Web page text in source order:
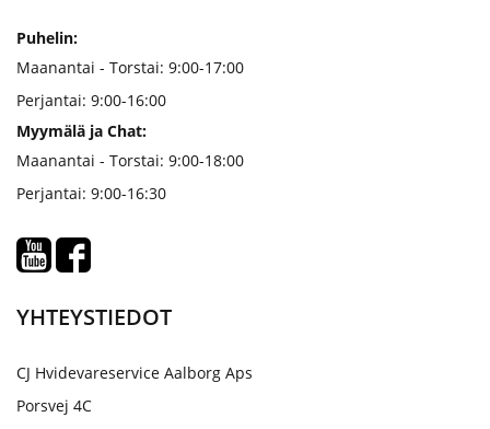
Puhelin:
Maanantai - Torstai: 9:00-17:00
Perjantai: 9:00-16:00
Myymälä ja Chat:
Maanantai - Torstai: 9:00-18:00
Perjantai: 9:00-16:30
YHTEYSTIEDOT
CJ Hvidevareservice Aalborg Aps
Porsvej 4C